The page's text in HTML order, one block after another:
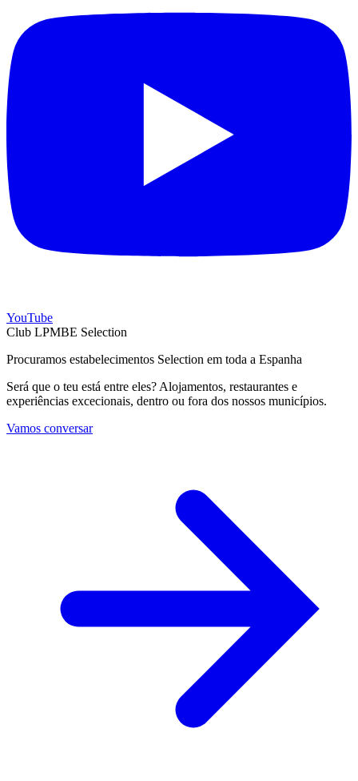
YouTube
Club LPMBE Selection
Procuramos estabelecimentos Selection em toda a Espanha
Será que o teu está entre eles? Alojamentos, restaurantes e
experiências excecionais, dentro ou fora dos nossos municípios.
Vamos conversar